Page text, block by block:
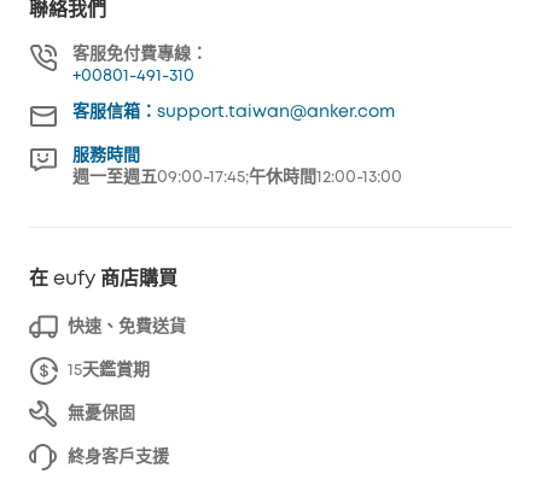
聯絡我們
客服免付費專線：
+00801-491-310
客服信箱：support.taiwan@anker.com
服務時間
週一至週五09:00-17:45;午休時間12:00-13:00
在 eufy 商店購買
快速、免費送貨
15天鑑賞期
無憂保固
終身客戶支援